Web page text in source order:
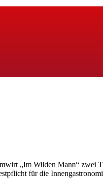
„Im Wilden Mann“ zwei
für die